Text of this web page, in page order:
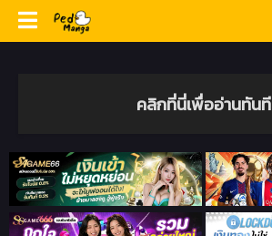
คลิกที่นี่เพื่ออ่านทันที